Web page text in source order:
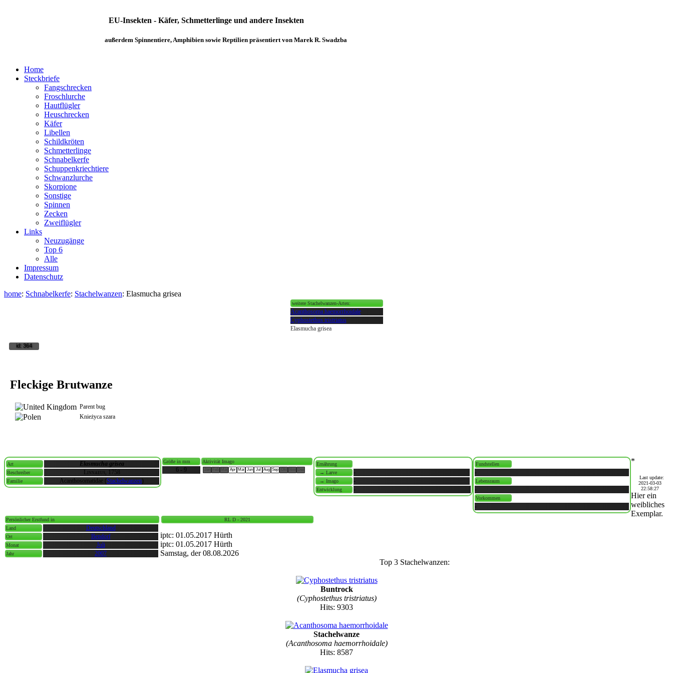
EU-Insekten - Käfer, Schmetterlinge und andere Insekten
außerdem Spinnentiere, Amphibien sowie Reptilien präsentiert von Marek R. Swadzba
Home
Steckbriefe
Fangschrecken
Froschlurche
Hautflügler
Heuschrecken
Käfer
Libellen
Schildkröten
Schmetterlinge
Schnabelkerfe
Schuppenkriechtiere
Schwanzlurche
Skorpione
Sonstige
Spinnen
Zecken
Zweiflügler
Links
Neuzugänge
Top 6
Alle
Impressum
Datenschutz
home: Schnabelkerfe: Stachelwanzen: Elasmucha grisea
weitere Stachelwanzen-Arten:
Acanthosoma haemorrhoidale
Cyphostethus tristriatus
Elasmucha grisea
id: 364
Fleckige Brutwanze
Parent bug
Knieżyca szara
Art Elasmucha grisea
Beschreiber Linnaeus, 1758
Familie Acanthosomatidae (Stachelwanzen)
Größe in mm Aktivität Imago
6 - 9 Apr Mai Jun Jul Aug Sep
Ernährung
→ Larve
-
→ Imago -
Entwicklung -
Fundstellen
-
Lebensraum
-
Vorkommen
-
Persönlicher Erstfund in
Land
Deutschland
Ort Bendorf
Monat Juli
Jahr 2007
RL D - 2021
*
Last update:
2021-03-03
22:58:27
Hier ein
weibliches
Exemplar.
iptc: 01.05.2017 Hürth
iptc: 01.05.2017 Hürth
Samstag, der 08.08.2026
Top 3 Stachelwanzen:
Buntrock
(Cyphostethus tristriatus)
Hits: 9303
Stachelwanze
(Acanthosoma haemorrhoidale)
Hits: 8587